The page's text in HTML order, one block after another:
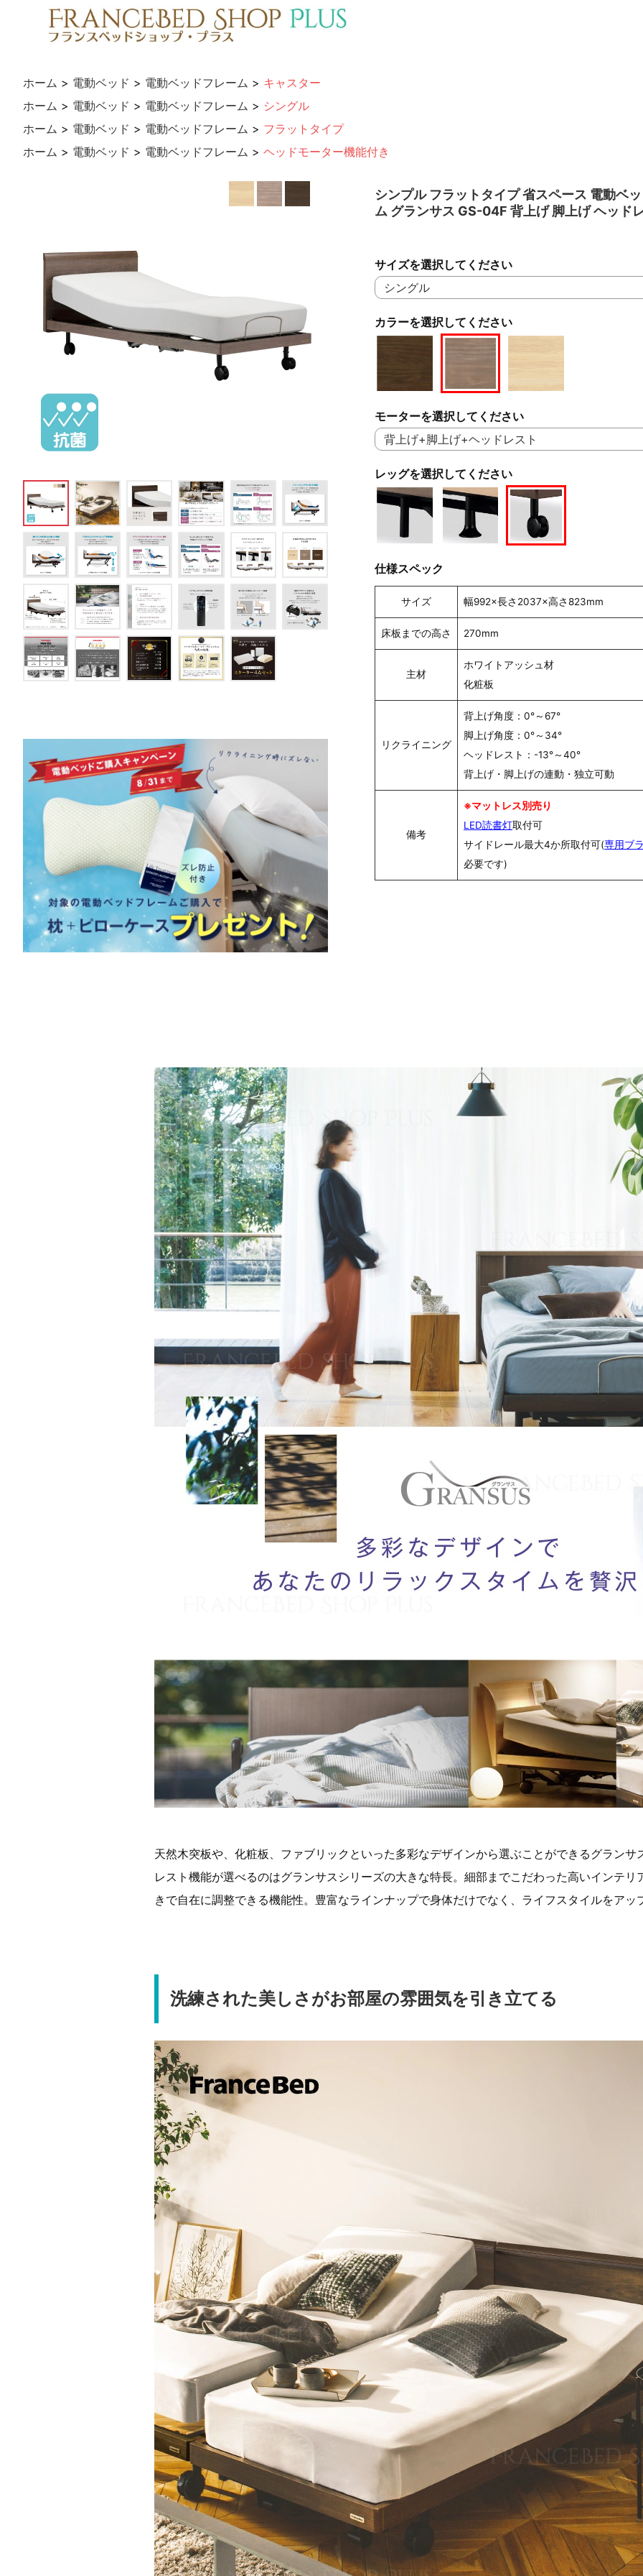
ホーム > 電動ベッド > 電動ベッドフレーム > キャスター
ホーム > 電動ベッド > 電動ベッドフレーム > シングル
ホーム > 電動ベッド > 電動ベッドフレーム > フラットタイプ
ホーム > 電動ベッド > 電動ベッドフレーム > ヘッドモーター機能付き
シンプル フラットタイプ 省スペース 電動ベ
ム グランサス GS-04F 背上げ 脚上げ ヘッド
カラーを選択してください
サイズを選択してください
モーターを選択してください
レッグを選択してください
仕様スペック
サイズ 幅992×長さ2037×高さ823mm
床板までの高さ 270mm
主材
ホワイトアッシュ材
化粧板
リクライニング
背上げ角度：0°～67°
脚上げ角度：0°～34°
ヘッドレスト：-13°～40°
背上げ・脚上げの連動・独立可動
備考
※マットレス別売り
LED読書灯取付可
サイドレール最大4か所取付可(専用ブ
必要です)
天然木突板や、化粧板、ファブリックといった多彩なデザインから選ぶことができるグランサ
レスト機能が選べるのはグランサスシリーズの大きな特長。細部までこだわった高いインテリ
きで自在に調整できる機能性。豊富なラインナップで身体だけでなく、ライフスタイルをアッ
洗練された美しさがお部屋の雰囲気を引き立てる